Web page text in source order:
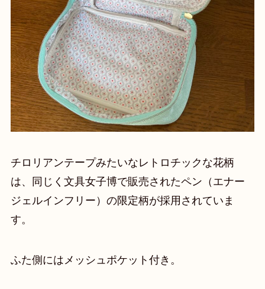
チロリアンテープみたいなレトロチックな花柄
は、同じく文具女子博で販売されたペン（エナー
ジェルインフリー）の限定柄が採用されていま
す。
ふた側にはメッシュポケット付き。